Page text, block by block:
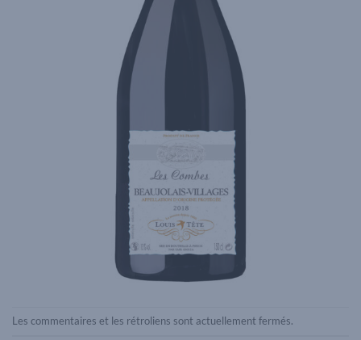
Les commentaires et les rétroliens sont actuellement fermés.